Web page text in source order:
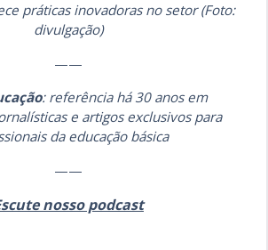
práticas inovadoras no setor (Foto:
divulgação)
——
: referência há 30 anos em
e artigos exclusivos para
da educação básica
——
nosso podcast